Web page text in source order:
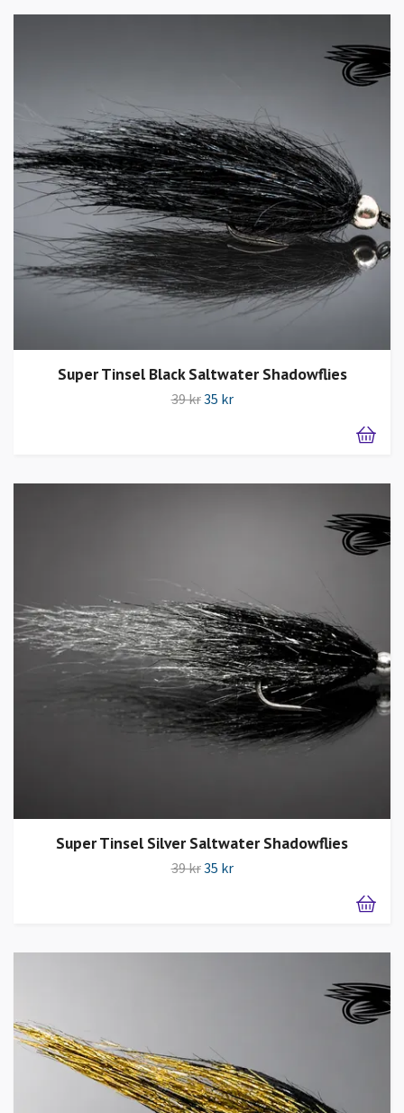
Super Tinsel Black Saltwater Shadowflies
39 kr35 kr
Super Tinsel Silver Saltwater Shadowflies
39 kr35 kr